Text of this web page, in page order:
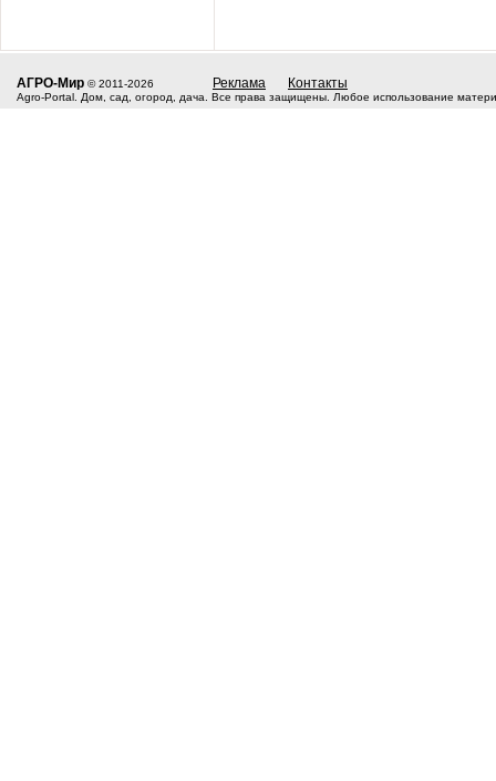
АГРО-Мир © 2011-2026 Реклама Контакты
Agro-Portal. Дом, сад, огород, дача. Все права защищены. Любое использование